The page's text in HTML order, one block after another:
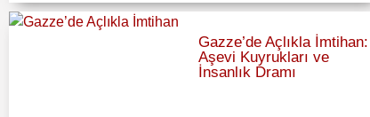
Gazze’de Açlıkla İmtihan:
Aşevi Kuyrukları ve
İnsanlık Dramı